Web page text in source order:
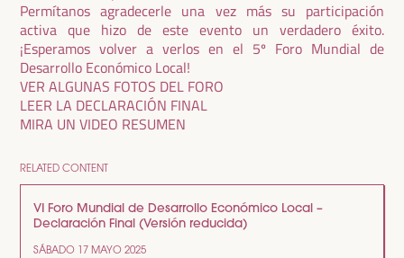
Permítanos agradecerle una vez más su participación
activa que hizo de este evento un verdadero éxito.
¡Esperamos volver a verlos en el 5º Foro Mundial de
Desarrollo Económico Local!
VER ALGUNAS FOTOS DEL FORO
LEER LA DECLARACIÓN FINAL
MIRA UN VIDEO RESUMEN
RELATED CONTENT
VI Foro Mundial de Desarrollo Económico Local –
Declaración Final (Versión reducida)
SÁBADO 17 MAYO 2025